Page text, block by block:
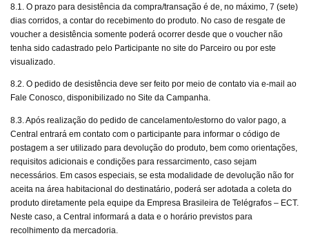
8.1. O prazo para desistência da compra/transação é de, no máximo, 7 (sete)
dias corridos, a contar do recebimento do produto. No caso de resgate de
voucher a desistência somente poderá ocorrer desde que o voucher não
tenha sido cadastrado pelo Participante no site do Parceiro ou por este
visualizado.
8.2. O pedido de desistência deve ser feito por meio de contato via e-mail ao
Fale Conosco, disponibilizado no Site da Campanha.
8.3. Após realização do pedido de cancelamento/estorno do valor pago, a
Central entrará em contato com o participante para informar o código de
postagem a ser utilizado para devolução do produto, bem como orientações,
requisitos adicionais e condições para ressarcimento, caso sejam
necessários. Em casos especiais, se esta modalidade de devolução não for
aceita na área habitacional do destinatário, poderá ser adotada a coleta do
produto diretamente pela equipe da Empresa Brasileira de Telégrafos – ECT.
Neste caso, a Central informará a data e o horário previstos para
recolhimento da mercadoria.